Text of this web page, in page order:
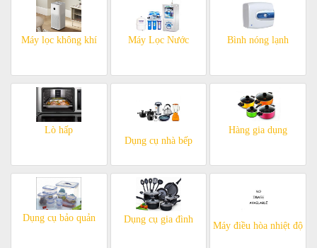
Máy lọc không khí Máy Lọc Nước Bình nóng lạnh
Lò hấp
Dụng cụ nhà bếp
Hàng gia dụng
Dụng cụ bảo quản Dụng cụ gia đình
Máy điều hòa nhiệt độ